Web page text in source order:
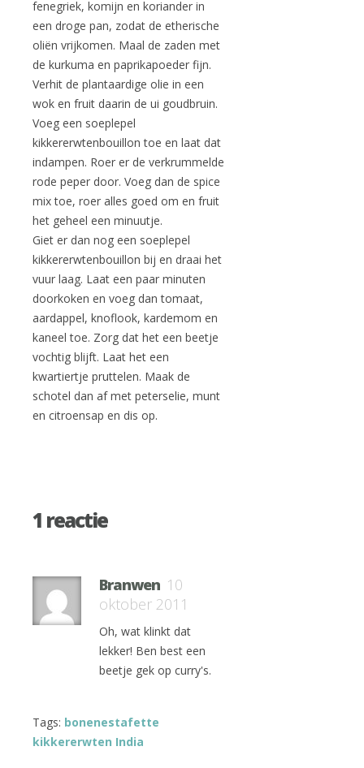
fenegriek, komijn en koriander in
een droge pan, zodat de etherische
oliën vrijkomen. Maal de zaden met
de kurkuma en paprikapoeder fijn.
Verhit de plantaardige olie in een
wok en fruit daarin de ui goudbruin.
Voeg een soeplepel
kikkererwtenbouillon toe en laat dat
indampen. Roer er de verkrummelde
rode peper door. Voeg dan de spice
mix toe, roer alles goed om en fruit
het geheel een minuutje.
Giet er dan nog een soeplepel
kikkererwtenbouillon bij en draai het
vuur laag. Laat een paar minuten
doorkoken en voeg dan tomaat,
aardappel, knoflook, kardemom en
kaneel toe. Zorg dat het een beetje
vochtig blijft. Laat het een
kwartiertje pruttelen. Maak de
schotel dan af met peterselie, munt
en citroensap en dis op.
1 reactie
Branwen 10
oktober 2011
Oh, wat klinkt dat
lekker! Ben best een
beetje gek op curry's.
Tags: bonenestafette
kikkererwten India